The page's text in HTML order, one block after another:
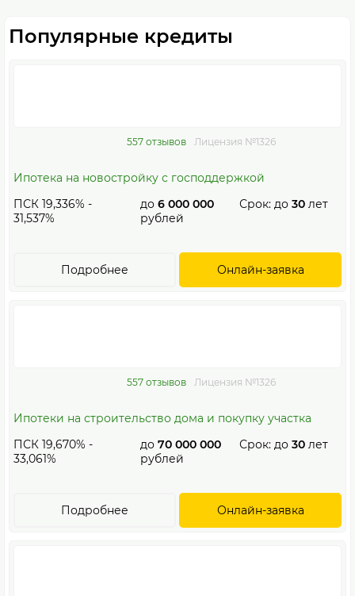
Популярные кредиты
557 отзывов Лицензия №1326
Ипотека на новостройку с господдержкой
ПСК 19,336% -
31,537%
до 6 000 000
рублей
Срок: до 30лет
Онлайн-заявка
Подробнее
557 отзывов Лицензия №1326
Ипотеки на строительство дома и покупку участка
ПСК 19,670% -
33,061%
до 70 000 000
рублей
Срок: до 30лет
Онлайн-заявка
Подробнее